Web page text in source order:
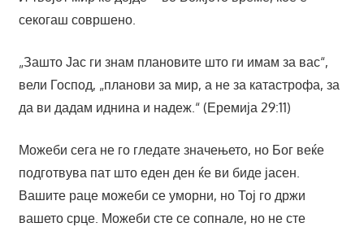
секогаш совршено.
„Зашто Јас ги знам плановите што ги имам за вас“,
вели Господ, „планови за мир, а не за катастрофа, за
да ви дадам иднина и надеж.“ (Еремија 29:11)
Можеби сега не го гледате значењето, но Бог веќе
подготвува пат што еден ден ќе ви биде јасен.
Вашите раце можеби се уморни, но Тој го држи
вашето срце. Можеби сте се сопнале, но не сте